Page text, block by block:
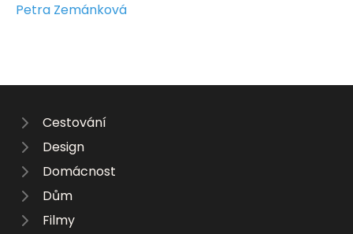
Petra Zemánková
Cestování
Design
Domácnost
Dům
Filmy